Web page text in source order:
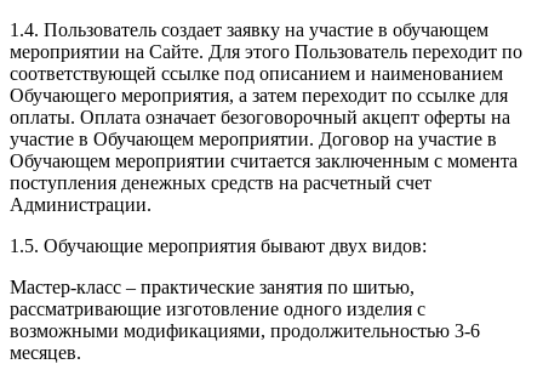
1.4. Пользователь создает заявку на участие в обучающем
мероприятии на Сайте. Для этого Пользователь переходит по
соответствующей ссылке под описанием и наименованием
Обучающего мероприятия, а затем переходит по ссылке для
оплаты. Оплата означает безоговорочный акцепт оферты на
участие в Обучающем мероприятии. Договор на участие в
Обучающем мероприятии считается заключенным с момента
поступления денежных средств на расчетный счет
Администрации.
1.5. Обучающие мероприятия бывают двух видов:
Мастер-класс – практические занятия по шитью,
рассматривающие изготовление одного изделия с
возможными модификациями, продолжительностью 3-6
месяцев.